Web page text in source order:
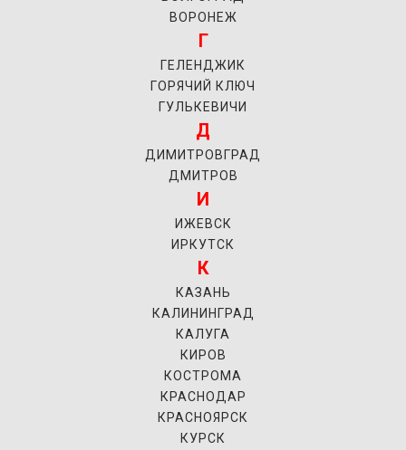
ВОРОНЕЖ
Г
ГЕЛЕНДЖИК
ГОРЯЧИЙ КЛЮЧ
ГУЛЬКЕВИЧИ
Д
ДИМИТРОВГРАД
ДМИТРОВ
И
ИЖЕВСК
ИРКУТСК
К
КАЗАНЬ
КАЛИНИНГРАД
КАЛУГА
КИРОВ
КОСТРОМА
КРАСНОДАР
КРАСНОЯРСК
КУРСК